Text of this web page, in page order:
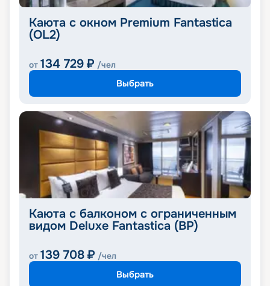
Каюта с окном Premium Fantastica
(OL2)
от 134 729 ₽ /чел
Выбрать
Каюта с балконом с ограниченным
видом Deluxe Fantastica (BP)
от 139 708 ₽ /чел
Выбрать